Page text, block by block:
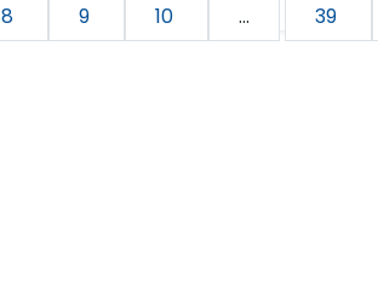
8 9 10 ... 39